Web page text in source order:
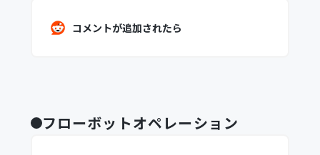
コメントが追加されたら
フローボットオペレーション